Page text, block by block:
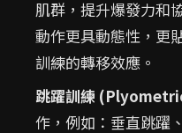
肌群，提升爆發力和
動作更具動態性，更
訓練的轉移效應。
跳躍訓練
作，例如：垂直跳躍